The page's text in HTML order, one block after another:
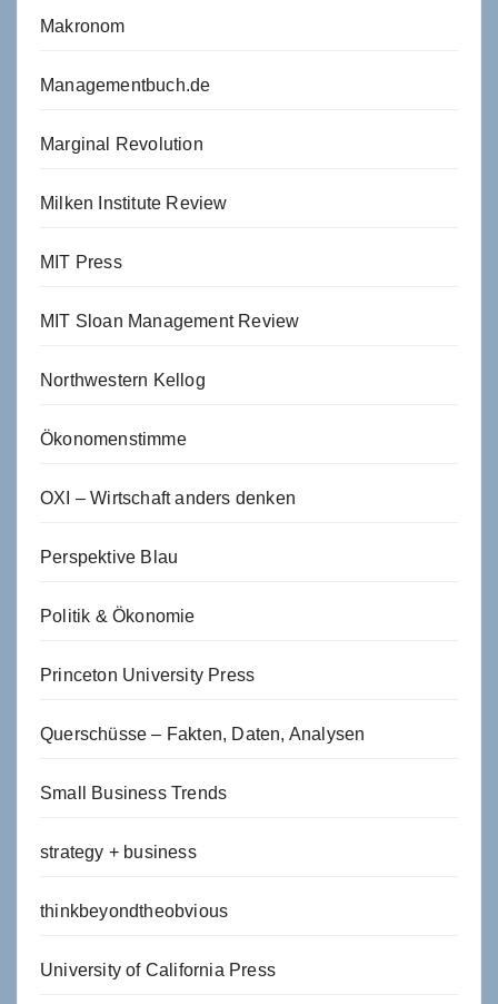
Makronom
Managementbuch.de
Marginal Revolution
Milken Institute Review
MIT Press
MIT Sloan Management Review
Northwestern Kellog
Ökonomenstimme
OXI – Wirtschaft anders denken
Perspektive Blau
Politik & Ökonomie
Princeton University Press
Querschüsse – Fakten, Daten, Analysen
Small Business Trends
strategy + business
thinkbeyondtheobvious
University of California Press